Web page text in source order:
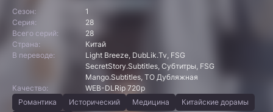
Сезон:
1
Серия:
28
Всего серий:
28
Страна:
Китай
В переводе:
Light Breeze, DubLik.Tv, FSG
SecretStory.Subtitles, Субтитры, FSG
Mango.Subtitles, ТО Дубляжная
Качество:
WEB-DLRip 720p
Романтика
Исторический Медицина
Китайские дорамы